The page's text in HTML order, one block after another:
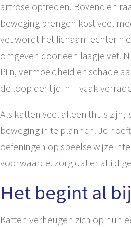
artrose optreden. Bovendien
beweging brengen kost veel
vet wordt het lichaam echter
omgeven door een laagje vet.
Pijn, vermoeidheid en schade
de loop der tijd in – vaak
Als katten veel alleen thuis zijn,
beweging in te plannen. Je
oefeningen op speelse wijze
voorwaarde: zorg dat er altijd
Het begint al
Katten verheugen zich op hun